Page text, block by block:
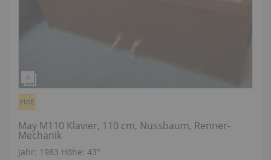
Hot
May M110 Klavier, 110 cm, Nussbaum, Renner-
Mechanik
Jahr: 1983 Höhe: 43″